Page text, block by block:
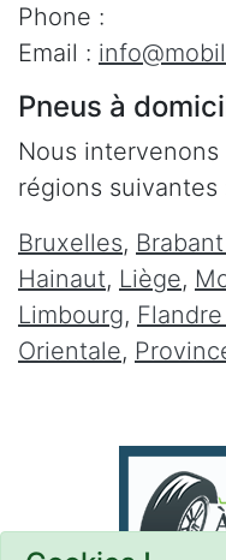
Phone :
Email :
Pneus à
Nous
régions suivantes
Bruxelles,
Hainaut, Liège,
Limbourg,
Orientale,